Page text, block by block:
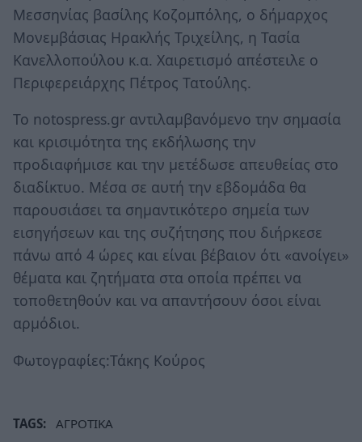
Μεσσηνίας βασίλης Κοζομπόλης, ο δήμαρχος
Μονεμβάσιας Ηρακλής Τριχείλης, η Τασία
Κανελλοπούλου κ.α. Χαιρετισμό απέστειλε ο
Περιφερειάρχης Πέτρος Τατούλης.
Το notospress.gr αντιλαμβανόμενο την σημασία
και κρισιμότητα της εκδήλωσης την
προδιαφήμισε και την μετέδωσε απευθείας στο
διαδίκτυο. Μέσα σε αυτή την εβδομάδα θα
παρουσιάσει τα σημαντικότερο σημεία των
εισηγήσεων και της συζήτησης που διήρκεσε
πάνω από 4 ώρες και είναι βέβαιον ότι «ανοίγει»
θέματα και ζητήματα στα οποία πρέπει να
τοποθετηθούν και να απαντήσουν όσοι είναι
αρμόδιοι.
Φωτογραφίες:Τάκης Κούρος
TAGS: ΑΓΡΟΤΙΚΑ